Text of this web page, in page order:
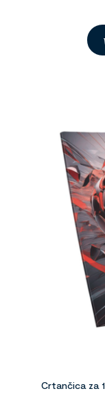
Crtančica za